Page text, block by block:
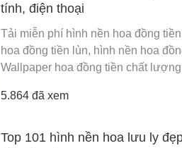
tính, điện thoại
Tải miễn phí hình nền hoa đồng
hoa đồng tiền lùn, hình nền hoa
Wallpaper hoa đồng tiền chất
5.864 đã xem
Top 101 hình nền hoa lưu ly